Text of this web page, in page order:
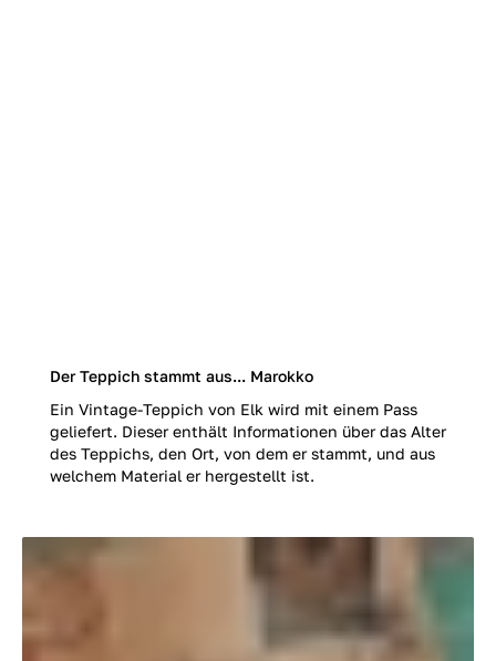
Der Teppich stammt aus... Marokko
Ein Vintage-Teppich von Elk wird mit einem Pass
geliefert. Dieser enthält Informationen über das Alter
des Teppichs, den Ort, von dem er stammt, und aus
welchem Material er hergestellt ist.